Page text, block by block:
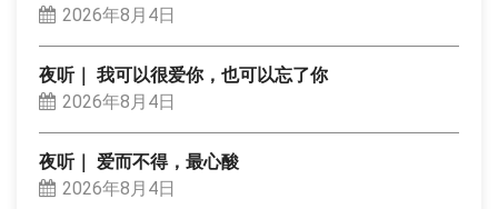
2026年8月4日
夜听｜ 我可以很爱你，也可以忘了你
2026年8月4日
夜听｜ 爱而不得，最心酸
2026年8月4日